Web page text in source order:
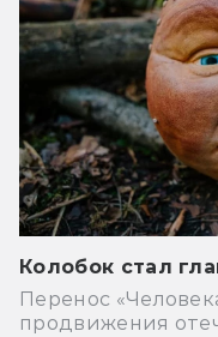
Колобок стал
Перенос
продвижения